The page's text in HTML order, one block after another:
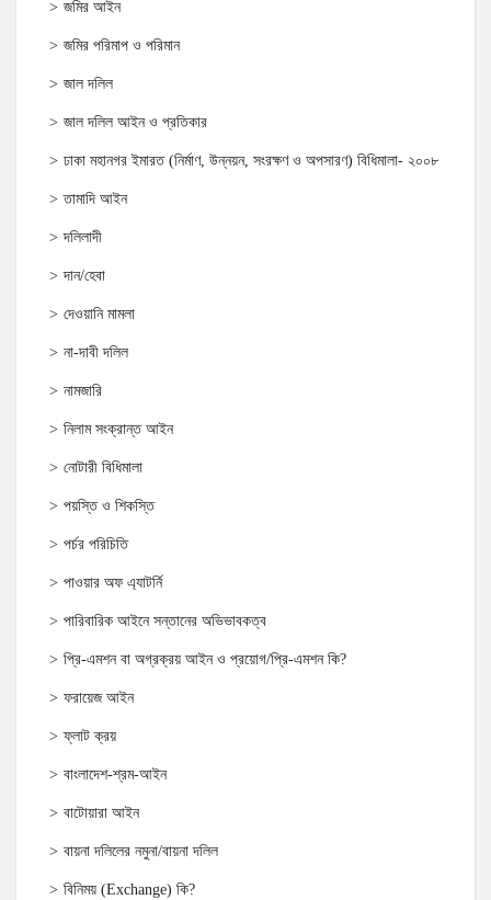
জমির আইন
জমির পরিমাপ ও পরিমান
জাল দলিল
জাল দলিল আইন ও প্রতিকার
ঢাকা মহানগর ইমারত (নির্মাণ, উন্নয়ন, সংরক্ষণ ও অপসারণ) বিধিমালা- ২০০৮
তামাদি আইন
দলিলাদী
দান/হেবা
দেওয়ানি মামলা
না-দাবী দলিল
নামজারি
নিলাম সংক্রান্ত আইন
নোটারী বিধিমালা
পয়স্তি ও শিকস্তি
পর্চর পরিচিতি
পাওয়ার অফ এ্যাটর্নি
পারিবারিক আইনে সন্তানের অভিভাবকত্ব
প্রি-এমশন বা অগ্রক্রয় আইন ও প্রয়োগ/প্রি-এমশন কি?
ফরায়েজ আইন
ফ্লাট ক্রয়
বাংলাদেশ-শ্রম-আইন
বাটোয়ারা আইন
বায়না দলিলের নমুনা/বায়না দলিল
বিনিময় (Exchange) কি?